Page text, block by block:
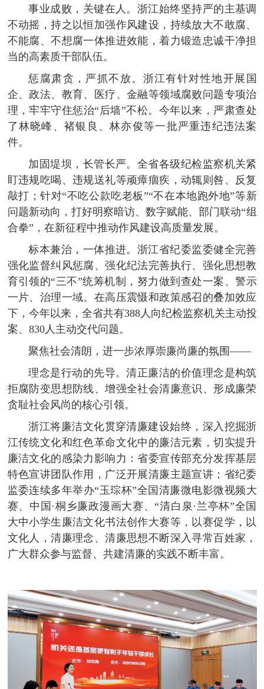
事业成败，关键在人。浙江始终坚持严的主基调
不动摇，持之以恒加强作风建设，持续放大不敢腐、
不能腐、不想腐一体推进效能，着力锻造忠诚干净担
当的高素质干部队伍。
惩腐肃贪，严抓不放。浙江有针对性地开展国
企、政法、教育、医疗、金融等领域腐败问题专项治
理，牢牢守住惩治“后墙”不松。今年以来，严肃查处
了林晓峰、褚银良、林亦俊等一批严重违纪违法案
件。
加固堤坝，长管长严。全省各级纪检监察机关紧
盯违规吃喝、违规送礼等顽瘴痼疾，动辄则咎、反复
敲打；针对“不吃公款吃老板”“不在本地跑外地”等新
问题新动向，打好明察暗访、数字赋能、部门联动“组
合拳”，在新征程中推动作风建设高质量发展。
标本兼治，一体推进。浙江省纪委监委健全完善
强化监督纠风惩腐、强化纪法完善执行、强化思想教
育引领的“三不”统筹机制，努力做到查处一案、警示
一片、治理一域。在高压震慑和政策感召的叠加效应
下，今年以来，全省共有388人向纪检监察机关主动投
案、830人主动交代问题。
聚焦社会清朗，进一步浓厚崇廉尚廉的氛围——
理念是行动的先导。清正廉洁的价值理念是构筑
拒腐防变思想防线、增强全社会清廉意识、形成廉荣
贪耻社会风尚的核心引领。
浙江将廉洁文化贯穿清廉建设始终，深入挖掘浙
江传统文化和红色革命文化中的廉洁元素，切实提升
廉洁文化的感染力影响力：省委宣传部充分发挥基层
特色宣讲团队作用，广泛开展清廉主题宣讲；省纪委
监委连续多年举办“玉琮杯”全国清廉微电影微视频大
赛、中国·桐乡廉政漫画大赛、“清白泉·兰亭杯”全国
大中小学生廉洁文化书法创作大赛等，以赛促学，以
文化人，清廉理念、清廉思想不断深入寻常百姓家，
广大群众参与监督、共建清廉的实践不断丰富。